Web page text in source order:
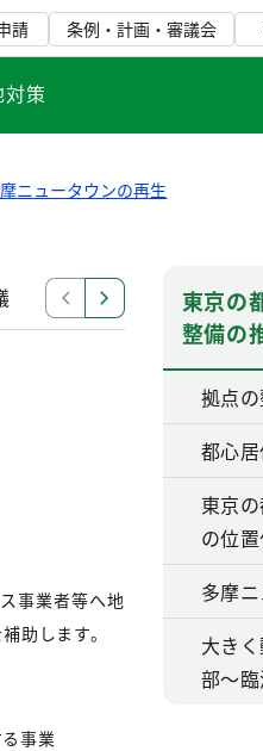
請 条例・計画・審議会
策
ニュータウンの再生
南大沢駅周辺地区まち
事業者等へ地
助します。
事業
東京の
整備の
拠点
都心
東京
の位
多摩
大き
部〜